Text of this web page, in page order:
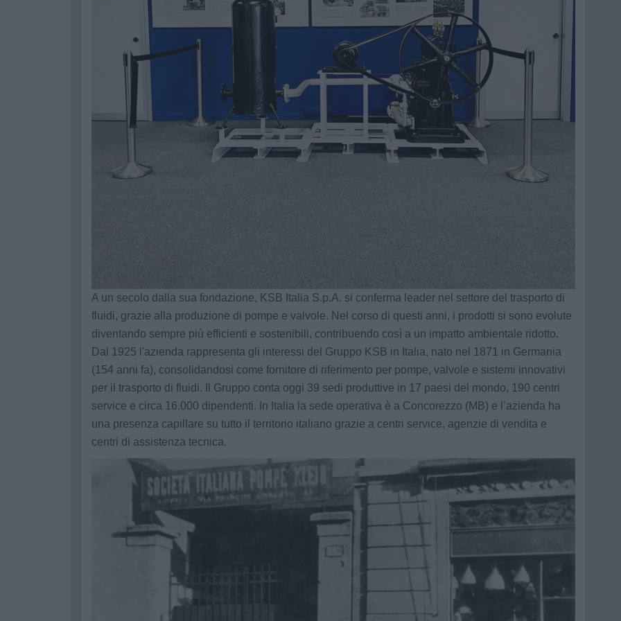
A un secolo dalla sua fondazione, KSB Italia S.p.A. si conferma leader nel settore del trasporto di
fluidi, grazie alla produzione di pompe e valvole. Nel corso di questi anni, i prodotti si sono evolute
diventando sempre più efficienti e sostenibili, contribuendo così a un impatto ambientale ridotto.
Dal 1925 l'azienda rappresenta gli interessi del Gruppo KSB in Italia, nato nel 1871 in Germania
(154 anni fa), consolidandosi come fornitore di riferimento per pompe, valvole e sistemi innovativi
per il trasporto di fluidi. Il Gruppo conta oggi 39 sedi produttive in 17 paesi del mondo, 190 centri
service e circa 16.000 dipendenti. In Italia la sede operativa è a Concorezzo (MB) e l’azienda ha
una presenza capillare su tutto il territorio italiano grazie a centri service, agenzie di vendita e
centri di assistenza tecnica.